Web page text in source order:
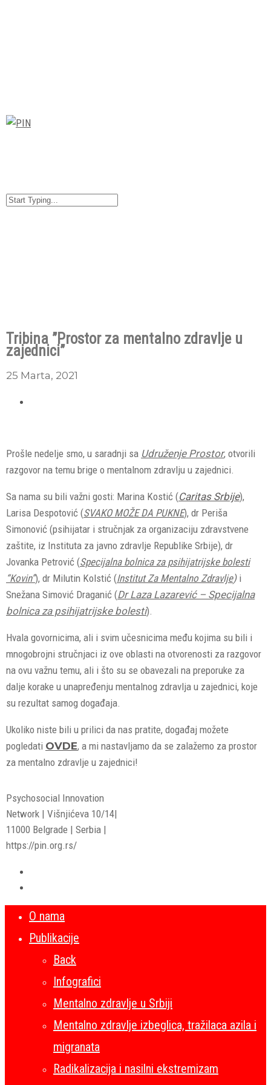
Tribina ”Prostor za mentalno zdravlje u
zajednici”
25 Marta, 2021
Prošle nedelje smo, u saradnji sa Udruženje Prostor, otvorili
razgovor na temu brige o mentalnom zdravlju u zajednici.
Sa nama su bili važni gosti: Marina Kostić (Caritas Srbije),
Larisa Despotović (SVAKO MOŽE DA PUKNE), dr Periša
Simonović (psihijatar i stručnjak za organizaciju zdravstvene
zaštite, iz Instituta za javno zdravlje Republike Srbije), dr
Jovanka Petrović (Specijalna bolnica za psihijatrijske bolesti
“Kovin”), dr Milutin Kolstić (Institut Za Mentalno Zdravlje)i
Snežana Simović Draganić (Dr Laza Lazarević – Specijalna
bolnica za psihijatrijske bolesti).
Hvala govornicima, ali i svim učesnicima među kojima su bili i
mnogobrojni stručnjaci iz ove oblasti na otvorenosti za razgovor
na ovu važnu temu, ali i što su se obavezali na preporuke za
dalje korake u unapređenju mentalnog zdravlja u zajednici, koje
su rezultat samog događaja.
Ukoliko niste bili u prilici da nas pratite, događaj možete
pogledati OVDE, a mi nastavljamo da se zalažemo za prostor
za mentalno zdravlje u zajednici!
Psychosocial Innovation
Network | Višnjićeva 10/14|
11000 Belgrade | Serbia |
https://pin.org.rs/
O nama
Publikacije
Back
Infografici
Mentalno zdravlje u Srbiji
Mentalno zdravlje izbeglica, tražilaca azila i
migranata
Radikalizacija i nasilni ekstremizam